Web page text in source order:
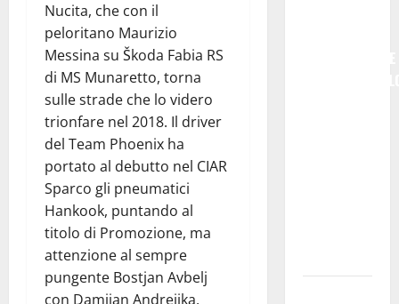
Nucita, che con il
peloritano Maurizio
Messina su Škoda Fabia RS
di MS Munaretto, torna
sulle strade che lo videro
trionfare nel 2018. Il driver
del Team Phoenix ha
portato al debutto nel CIAR
Sparco gli pneumatici
Hankook, puntando al
titolo di Promozione, ma
attenzione al sempre
pungente Bostjan Avbelj
con Damijan Andreijka,